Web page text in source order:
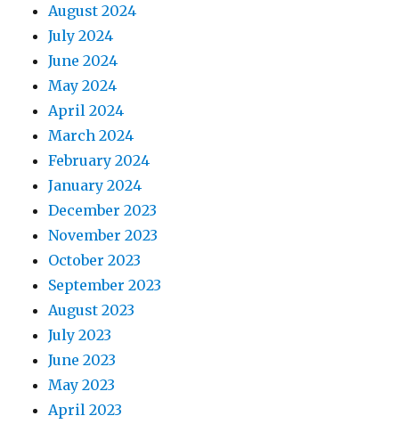
August 2024
July 2024
June 2024
May 2024
April 2024
March 2024
February 2024
January 2024
December 2023
November 2023
October 2023
September 2023
August 2023
July 2023
June 2023
May 2023
April 2023